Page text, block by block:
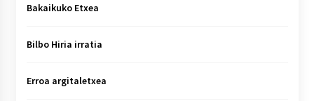
Bakaikuko Etxea
Bilbo Hiria irratia
Erroa argitaletxea